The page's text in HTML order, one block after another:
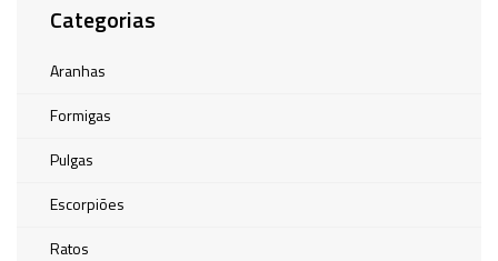
Categorias
Aranhas
Formigas
Pulgas
Escorpiões
Ratos